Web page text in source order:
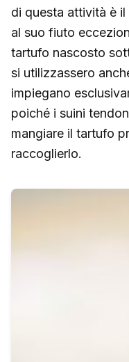
di questa attività è il
al suo fiuto
tartufo nascosto
si utilizzassero
impiegano
poiché i suini
mangiare il tartufo
raccoglierlo.